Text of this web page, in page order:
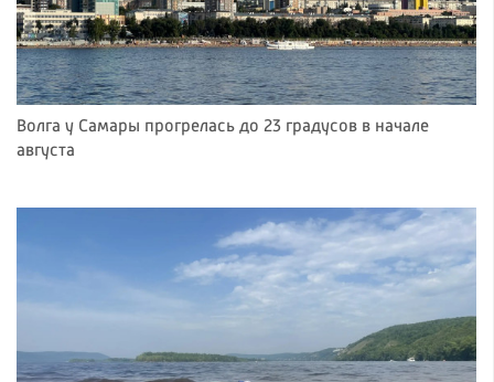
Волга у Самары прогрелась до 23 градусов в начале
августа